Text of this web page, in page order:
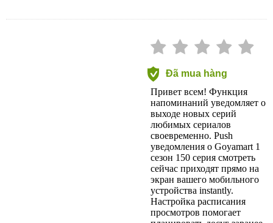
Đã mua hàng
Привет всем! Функция
напоминаний уведомляет о
выходе новых серий
любимых сериалов
своевременно. Push
уведомления о Goyamart 1
сезон 150 серия смотреть
сейчас приходят прямо на
экран вашего мобильного
устройства instantly.
Настройка расписания
просмотров помогает